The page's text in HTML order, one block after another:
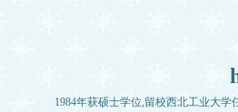
1984年获硕士学位,留校西北工业大